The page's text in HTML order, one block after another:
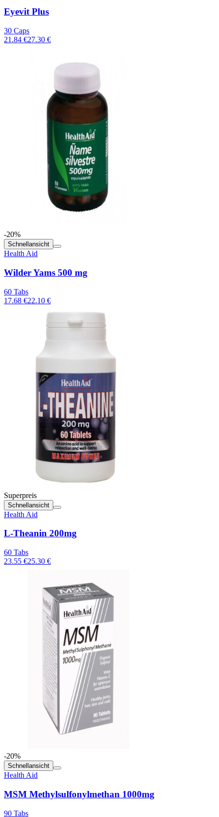
Eyevit Plus
30 Caps
21.84 €27.30 €
-20%
Schnellansicht
Health Aid
Wilder Yams 500 mg
60 Tabs
17.68 €22.10 €
Superpreis
Schnellansicht
Health Aid
L-Theanin 200mg
60 Tabs
23.55 €25.30 €
-20%
Schnellansicht
Health Aid
MSM Methylsulfonylmethan 1000mg
90 Tabs